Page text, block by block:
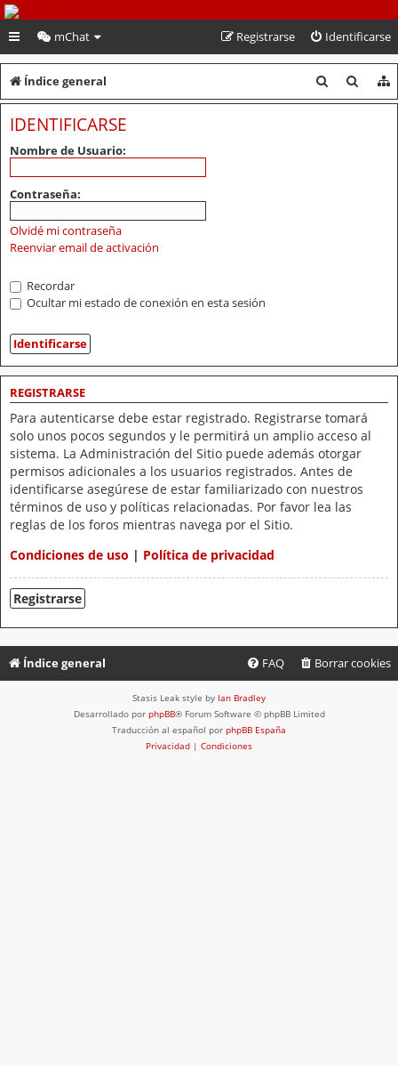
PeruVoley.com
mChat Identificarse
Registrarse
Índice general
u
u
IDENTIFICARSE
Nombre de Usuario:
Contraseña:
Olvidé mi contraseña
Reenviar email de activación
Recordar
Ocultar mi estado de conexión en esta sesión
REGISTRARSE
Para autenticarse debe estar registrado. Registrarse tomará
solo unos pocos segundos y le permitirá un amplio acceso al
sistema. La Administración del Sitio puede además otorgar
permisos adicionales a los usuarios registrados. Antes de
identificarse asegúrese de estar familiarizado con nuestros
términos de uso y políticas relacionadas. Por favor lea las
reglas de los foros mientras navega por el Sitio.
Condiciones de uso | Política de privacidad
Registrarse
Índice general Borrar cookies
FAQ
Stasis Leak style by Ian Bradley
Desarrollado por phpBB® Forum Software © phpBB Limited
Traducción al español por phpBB España
Privacidad | Condiciones